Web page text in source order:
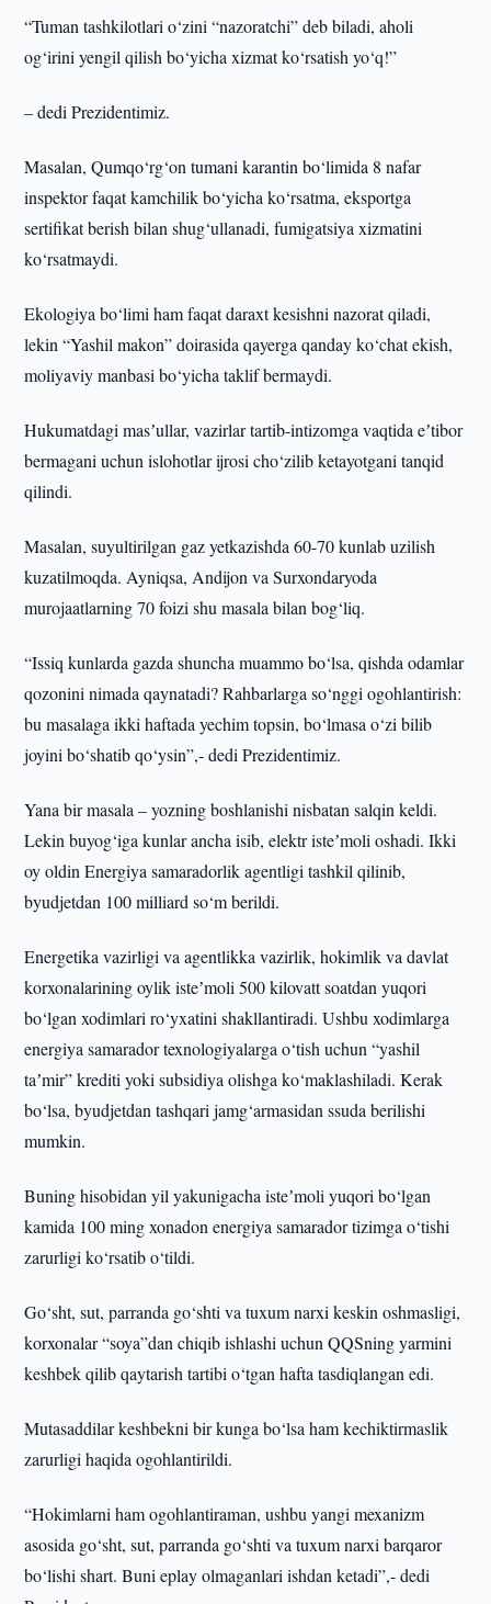
“Tuman tashkilotlari o‘zini “nazoratchi” deb biladi, aholi
og‘irini yengil qilish bo‘yicha xizmat ko‘rsatish yo‘q!”
– dedi Prezidentimiz.
Masalan, Qumqo‘rg‘on tumani karantin bo‘limida 8 nafar
inspektor faqat kamchilik bo‘yicha ko‘rsatma, eksportga
sertifikat berish bilan shug‘ullanadi, fumigatsiya xizmatini
ko‘rsatmaydi.
Ekologiya bo‘limi ham faqat daraxt kesishni nazorat qiladi,
lekin “Yashil makon” doirasida qayerga qanday ko‘chat ekish,
moliyaviy manbasi bo‘yicha taklif bermaydi.
Hukumatdagi masʼullar, vazirlar tartib-intizomga vaqtida eʼtibor
bermagani uchun islohotlar ijrosi cho‘zilib ketayotgani tanqid
qilindi.
Masalan, suyultirilgan gaz yetkazishda 60-70 kunlab uzilish
kuzatilmoqda. Ayniqsa, Andijon va Surxondaryoda
murojaatlarning 70 foizi shu masala bilan bog‘liq.
“Issiq kunlarda gazda shuncha muammo bo‘lsa, qishda odamlar
qozonini nimada qaynatadi? Rahbarlarga so‘nggi ogohlantirish:
bu masalaga ikki haftada yechim topsin, bo‘lmasa o‘zi bilib
joyini bo‘shatib qo‘ysin”,- dedi Prezidentimiz.
Yana bir masala – yozning boshlanishi nisbatan salqin keldi.
Lekin buyog‘iga kunlar ancha isib, elektr isteʼmoli oshadi. Ikki
oy oldin Energiya samaradorlik agentligi tashkil qilinib,
byudjetdan 100 milliard so‘m berildi.
Energetika vazirligi va agentlikka vazirlik, hokimlik va davlat
korxonalarining oylik isteʼmoli 500 kilovatt soatdan yuqori
bo‘lgan xodimlari ro‘yxatini shakllantiradi. Ushbu xodimlarga
energiya samarador texnologiyalarga o‘tish uchun “yashil
taʼmir” krediti yoki subsidiya olishga ko‘maklashiladi. Kerak
bo‘lsa, byudjetdan tashqari jamg‘armasidan ssuda berilishi
mumkin.
Buning hisobidan yil yakunigacha isteʼmoli yuqori bo‘lgan
kamida 100 ming xonadon energiya samarador tizimga o‘tishi
zarurligi ko‘rsatib o‘tildi.
Go‘sht, sut, parranda go‘shti va tuxum narxi keskin oshmasligi,
korxonalar “soya”dan chiqib ishlashi uchun QQSning yarmini
keshbek qilib qaytarish tartibi o‘tgan hafta tasdiqlangan edi.
Mutasaddilar keshbekni bir kunga bo‘lsa ham kechiktirmaslik
zarurligi haqida ogohlantirildi.
“Hokimlarni ham ogohlantiraman, ushbu yangi mexanizm
asosida go‘sht, sut, parranda go‘shti va tuxum narxi barqaror
bo‘lishi shart. Buni eplay olmaganlari ishdan ketadi”,- dedi